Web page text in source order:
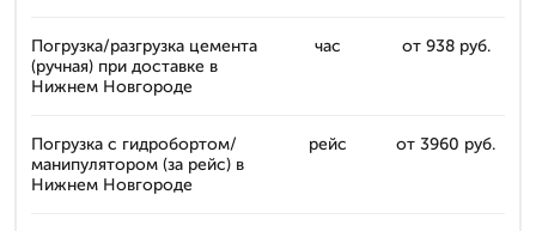
Погрузка/разгрузка цемента
(ручная) при доставке в
Нижнем Новгороде
час от 938 руб.
Погрузка с гидробортом/
манипулятором (за рейс) в
Нижнем Новгороде
рейс от 3960 руб.